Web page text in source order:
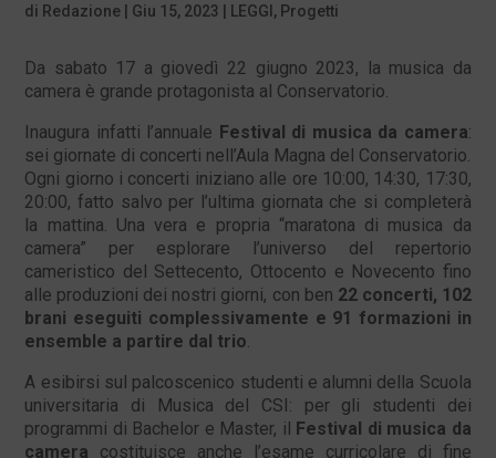
di Redazione Giu 15, 2023 LEGGI , Progetti
Da sabato 17 a giovedì 22 giugno 2023, la musica da
camera è grande protagonista al Conservatorio.
Inaugura infatti l’annuale Festival di musica da camera:
sei giornate di concerti nell’Aula Magna del Conservatorio.
Ogni giorno i concerti iniziano alle ore 10:00, 14:30, 17:30,
20:00, fatto salvo per l’ultima giornata che si completerà
la mattina. Una vera e propria “maratona di musica da
camera” per esplorare l’universo del repertorio
cameristico del Settecento, Ottocento e Novecento fino
alle produzioni dei nostri giorni, con ben 22 concerti, 102
brani eseguiti complessivamente e 91 formazioni in
ensemble a partire dal trio
A esibirsi sul palcoscenico studenti e alumni della Scuola
universitaria di Musica del CSI: per gli studenti dei
programmi di Bachelor e Master, il Festival di musica da
camera costituisce anche l’esame curricolare di fine